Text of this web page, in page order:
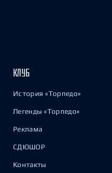
КЛУБ
История «Торпедо»
Легенды «Торпедо»
Реклама
СДЮШОР
Контакты